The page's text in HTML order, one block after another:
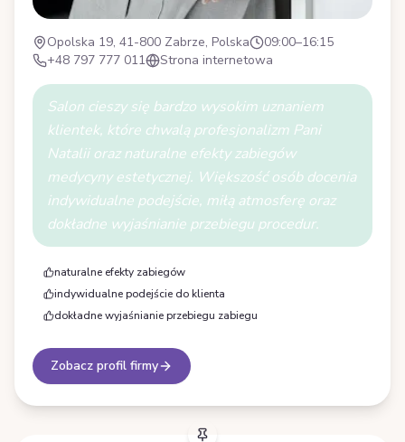
Opolska 19, 41-800 Zabrze, Polska
09:00–16:15
+48 797 777 011
Strona internetowa
Salon cieszy się bardzo wysokim uznaniem
klientek, które chwalą profesjonalizm Pani
Natalii oraz naturalne efekty zabiegów
medycyny estetycznej. Większość osób docenia
indywidualne podejście, miłą atmosferę oraz
dokładne wyjaśnianie przebiegu procedur.
naturalne efekty zabiegów
indywidualne podejście do klienta
dokładne wyjaśnianie przebiegu zabiegu
Zobacz profil firmy